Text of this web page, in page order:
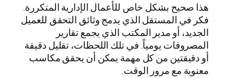
هذا صحيح بشكل خاص للأعمال الإدارية المتكررة.
فكر في المستقل الذي يدمج وثائق التحقق للعميل
الجديد، أو مدير المكتب الذي يجمع تقارير
المصروفات يومياً. في تلك اللحظات، تقليل دقيقة
أو دقيقتين من كل مهمة يمكن أن يحقق مكاسب
معنوية مع مرور الوقت.